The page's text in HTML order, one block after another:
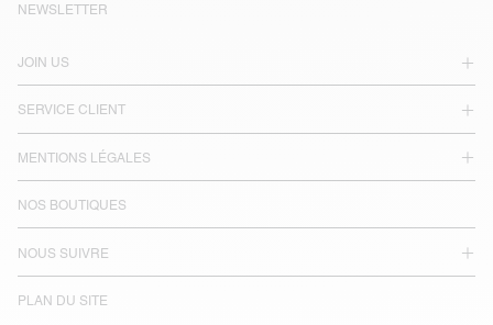
JOIN US
SERVICE CLIENT
MENTIONS LÉGALES
NOS BOUTIQUES
NOUS SUIVRE
PLAN DU SITE
NEWSLETTER